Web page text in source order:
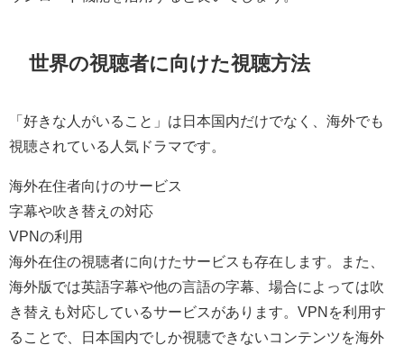
世界の視聴者に向けた視聴方法
「好きな人がいること」は日本国内だけでなく、海外でも
視聴されている人気ドラマです。
海外在住者向けのサービス
字幕や吹き替えの対応
VPNの利用
海外在住の視聴者に向けたサービスも存在します。また、
海外版では英語字幕や他の言語の字幕、場合によっては吹
き替えも対応しているサービスがあります。VPNを利用す
ることで、日本国内でしか視聴できないコンテンツを海外